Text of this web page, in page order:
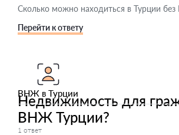
Сколько можно находиться в Турции
Перейти к ответу
ВНЖ в Турции
Недвижимость для
ВНЖ Турции?
1 ответ